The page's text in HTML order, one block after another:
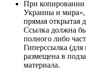
При копировании
Украины и мира»,
прямая открытая
Ссылка должна
полного либо
Гиперссылка
размещена в
материала.